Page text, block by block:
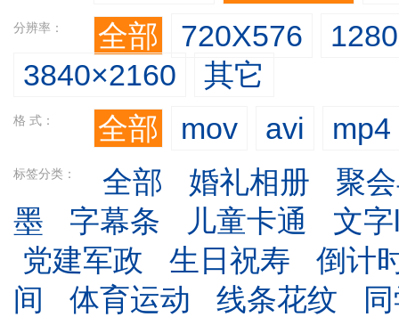
分辨率： 全部 720X576
3840×2160
其它
格 式： 全部 mov avi mp4
标签分类： 全部 婚礼相册
聚
墨
字幕条 儿童卡通
文
党建军政
生日祝寿
倒计
间
体育运动 线条花纹